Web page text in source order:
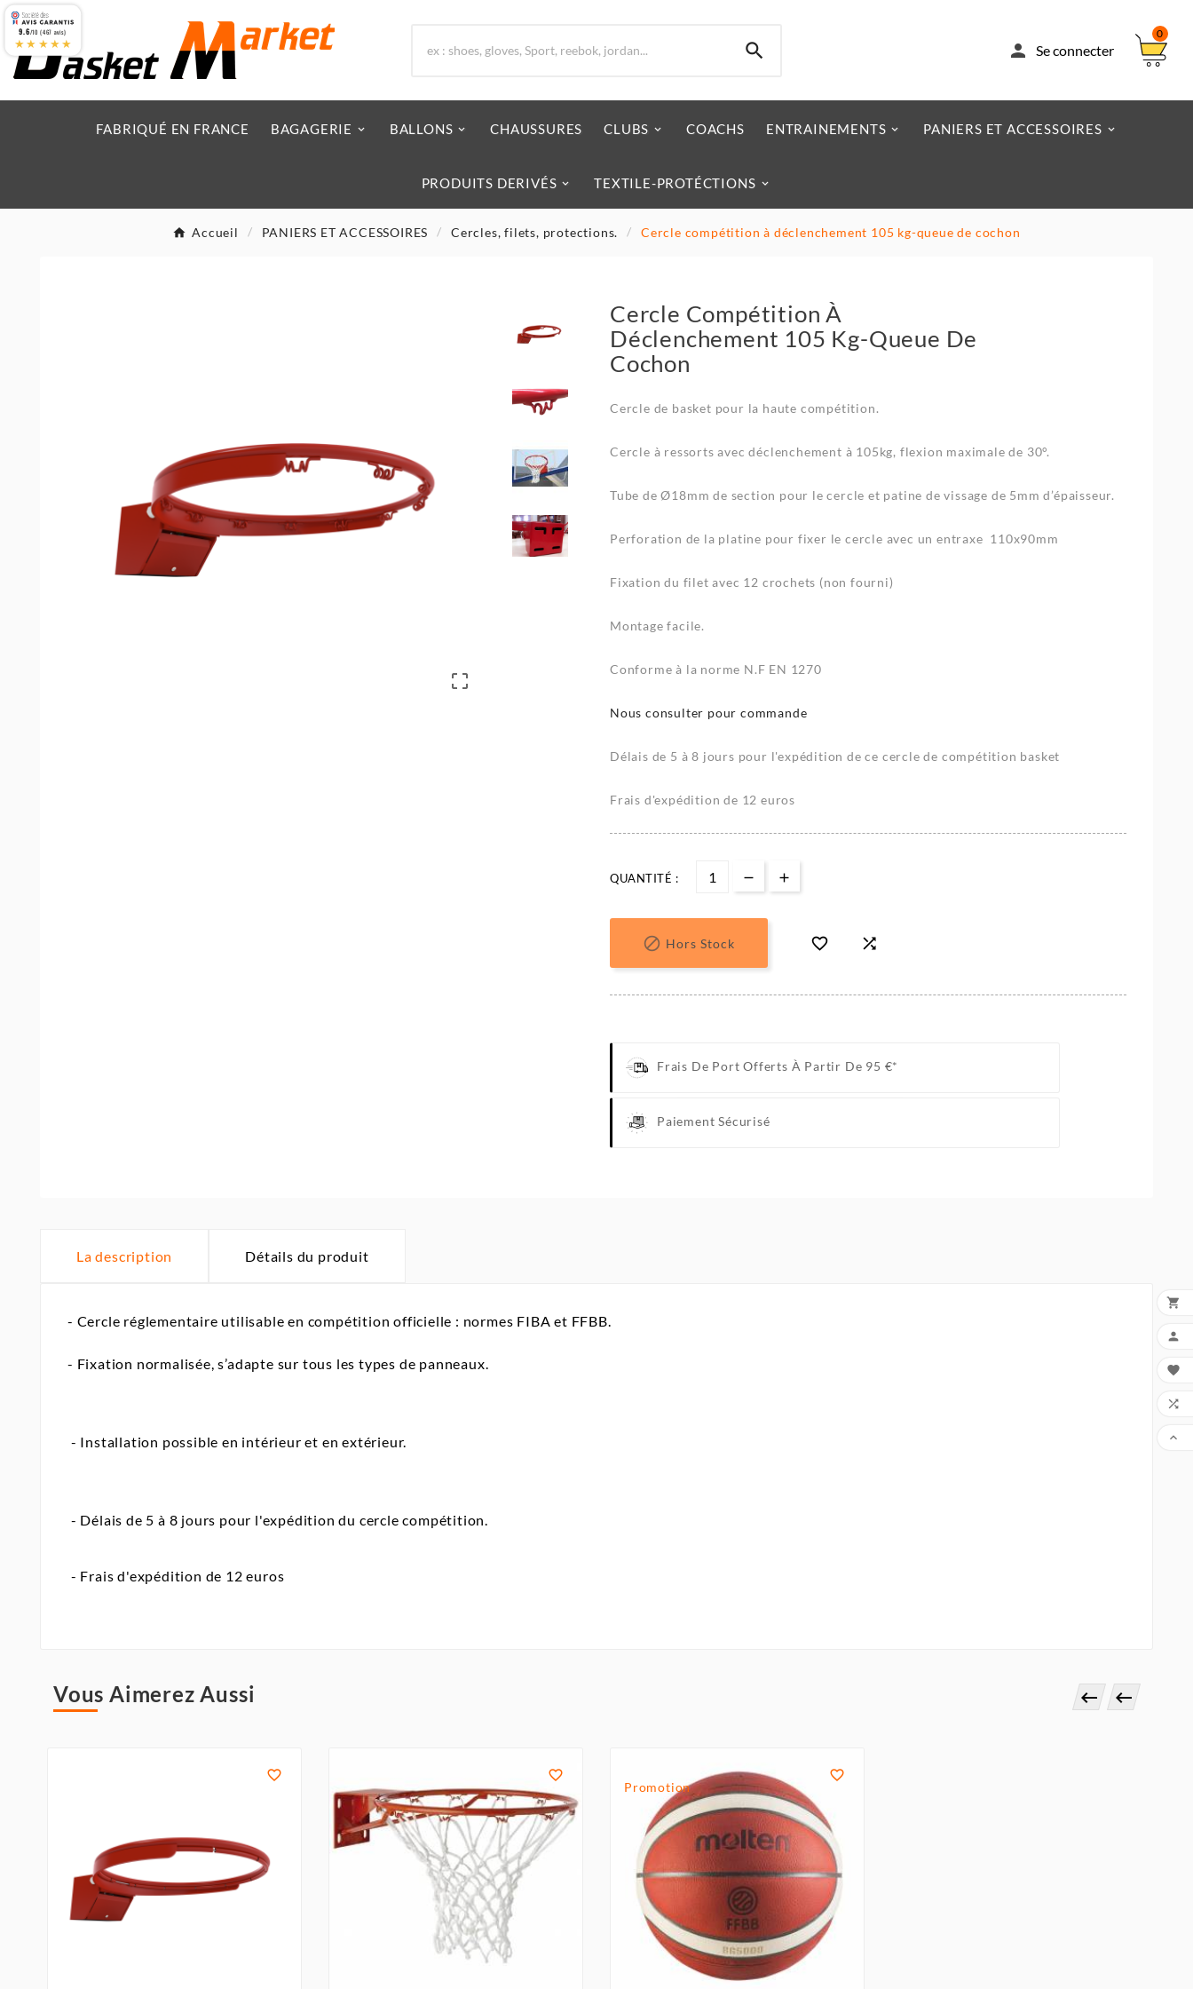
  Se connecter
0
FABRIQUÉ EN FRANCE BAGAGERIE BALLONS CHAUSSURES CLUBS COACHS ENTRAINEMENTS PANIERS ET ACCESSOIRES
PRODUITS DERIVÉS TEXTILE-PROTÉCTIONS
Accueil PANIERS ET ACCESSOIRES Cercles, filets, protections. Cercle compétition à déclenchement 105 kg-queue de cochon

Cercle Compétition À
Déclenchement 105 Kg-Queue De
Cochon
Cercle de basket pour la haute compétition.
Cercle à ressorts avec déclenchement à 105kg, flexion maximale de 30°.
Tube de Ø18mm de section pour le cercle et patine de vissage de 5mm d’épaisseur.
Perforation de la platine pour fixer le cercle avec un entraxe 110x90mm
Fixation du filet avec 12 crochets (non fourni)
Montage facile.
Conforme à la norme N.F EN 1270
Nous consulter pour commande
Délais de 5 à 8 jours pour l'expédition de ce cercle de compétition basket
Frais d'expédition de 12 euros
QUANTITÉ :
 Hors Stock  
Frais De Port Offerts À Partir De 95 €*
Paiement Sécurisé
La description Détails du produit
- Cercle réglementaire utilisable en compétition officielle : normes FIBA et FFBB.
- Fixation normalisée, s’adapte sur tous les types de panneaux.
- Installation possible en intérieur et en extérieur.
- Délais de 5 à 8 jours pour l'expédition du cercle compétition.
- Frais d'expédition de 12 euros
Vous Aimerez Aussi  
 
Promotion






9.6/10 (467 avis)
★★★★★